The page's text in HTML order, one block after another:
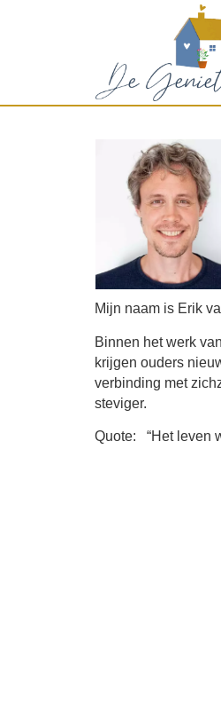
Mijn naam is Erik
Binnen het werk
krijgen ouders
verbinding met
steviger.
Quote: “Het leven